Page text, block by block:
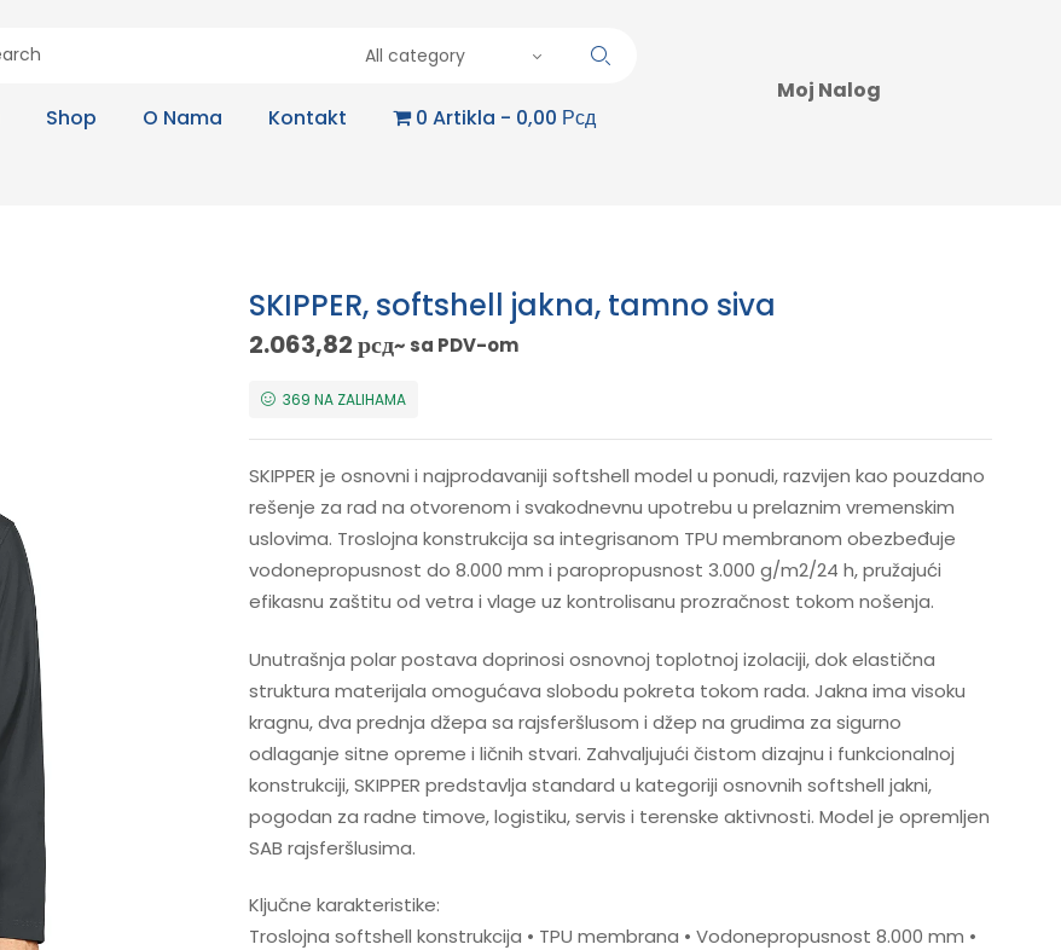
All category
Shop O Nama Kontakt 0 Artikla 0,00 Рсд
Moj Nalog
SKIPPER, softshell jakna, tamno siva
2.063,82рсд~ sa PDV-om
369 NA ZALIHAMA
SKIPPER je osnovni i najprodavaniji softshell model u ponudi, razvijen kao pouzdano
rešenje za rad na otvorenom i svakodnevnu upotrebu u prelaznim vremenskim
uslovima. Troslojna konstrukcija sa integrisanom TPU membranom obezbeđuje
vodonepropusnost do 8.000 mm i paropropusnost 3.000 g/m2/24 h, pružajući
efikasnu zaštitu od vetra i vlage uz kontrolisanu prozračnost tokom nošenja.
Unutrašnja polar postava doprinosi osnovnoj toplotnoj izolaciji, dok elastična
struktura materijala omogućava slobodu pokreta tokom rada. Jakna ima visoku
kragnu, dva prednja džepa sa rajsferšlusom i džep na grudima za sigurno
odlaganje sitne opreme i ličnih stvari. Zahvaljujući čistom dizajnu i funkcionalnoj
konstrukciji, SKIPPER predstavlja standard u kategoriji osnovnih softshell jakni,
pogodan za radne timove, logistiku, servis i terenske aktivnosti. Model je opremljen
SAB rajsferšlusima.
Ključne karakteristike:
Troslojna softshell konstrukcija • TPU membrana • Vodonepropusnost 8.000 mm •